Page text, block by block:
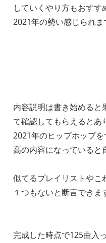
していくやり方もおす
2021年の勢い感じられま
内容説明は書き始めると
て確認してもらえるとあ
2021年のヒップホップ
高の内容になっていると
似てるプレイリストやこ
１つもないと断言できま
完成した時点で125曲入